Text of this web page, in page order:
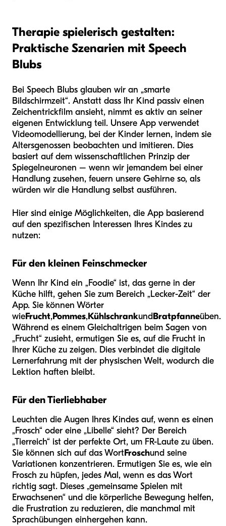
Therapie spielerisch gestalten:
Praktische Szenarien mit Speech
Blubs
Bei Speech Blubs glauben wir an „smarte
Bildschirmzeit“. Anstatt dass Ihr Kind passiv einen
Zeichentrickfilm ansieht, nimmt es aktiv an seiner
eigenen Entwicklung teil. Unsere App verwendet
Videomodellierung, bei der Kinder lernen, indem sie
Altersgenossen beobachten und imitieren. Dies
basiert auf dem wissenschaftlichen Prinzip der
Spiegelneuronen – wenn wir jemandem bei einer
Handlung zusehen, feuern unsere Gehirne so, als
würden wir die Handlung selbst ausführen.
Hier sind einige Möglichkeiten, die App basierend
auf den spezifischen Interessen Ihres Kindes zu
nutzen:
Für den kleinen Feinschmecker
Wenn Ihr Kind ein „Foodie“ ist, das gerne in der
Küche hilft, gehen Sie zum Bereich „Lecker-Zeit“ der
App. Sie können Wörter
wieFrucht,Pommes,KühlschrankundBratpfanneüben.
Während es einem Gleichaltrigen beim Sagen von
„Frucht“ zusieht, ermutigen Sie es, auf die Frucht in
Ihrer Küche zu zeigen. Dies verbindet die digitale
Lernerfahrung mit der physischen Welt, wodurch die
Lektion haften bleibt.
Für den Tierliebhaber
Leuchten die Augen Ihres Kindes auf, wenn es einen
„Frosch“ oder eine „Libelle“ sieht? Der Bereich
„Tierreich“ ist der perfekte Ort, um FR-Laute zu üben.
Sie können sich auf das WortFroschund seine
Variationen konzentrieren. Ermutigen Sie es, wie ein
Frosch zu hüpfen, jedes Mal, wenn es das Wort
richtig sagt. Dieses „gemeinsame Spielen mit
Erwachsenen“ und die körperliche Bewegung helfen,
die Frustration zu reduzieren, die manchmal mit
Sprachübungen einhergehen kann.